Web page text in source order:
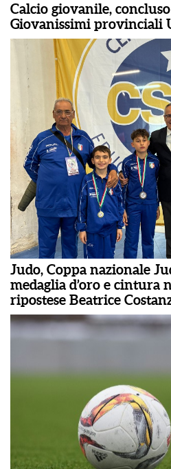
Calcio giovanile,
Giovanissimi provinciali
Judo, Coppa nazionale
medaglia d’oro e cintura
ripostese Beatrice